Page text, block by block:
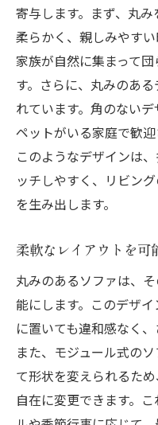
寄与します。まず、丸
柔らかく、親しみやすい
家族が自然に集まって
す。さらに、丸みのあ
れています。角のない
ペットがいる家庭で歓迎
このようなデザインは
ッチしやすく、リビン
を生み出します。
柔軟なレイアウトを可
丸みのあるソファは、
能にします。このデザ
に置いても違和感なく
また、モジュール式の
て形状を変えられるた
自在に変更できます。